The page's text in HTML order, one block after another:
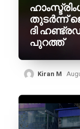
തുടർന്ന്
ദി
പുറത്ത്
Kiran M